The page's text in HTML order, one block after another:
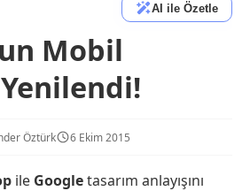
AI ile Özetle
Mobil
Yenilendi!
Öztürk 6 Ekim 2015
ile Googletasarım anlayışını